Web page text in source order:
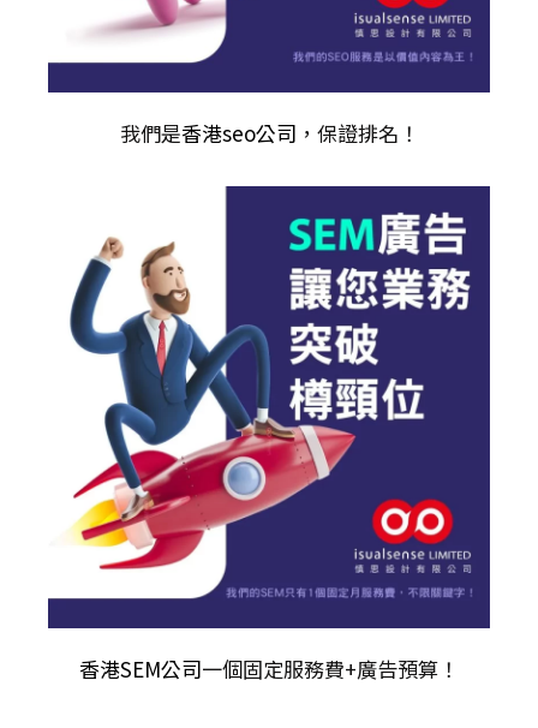
我們是香港seo公司 ，保證排名！
香港SEM公司一個固定服務費+廣告預算！